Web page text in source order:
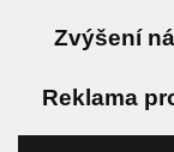
Zvýšení
Reklama